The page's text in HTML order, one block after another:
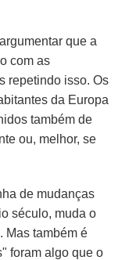
que a
com as
repetindo isso. Os
da Europa
também de
ou, melhor, se
de mudanças
século, muda o
. Mas também é
foram algo que o